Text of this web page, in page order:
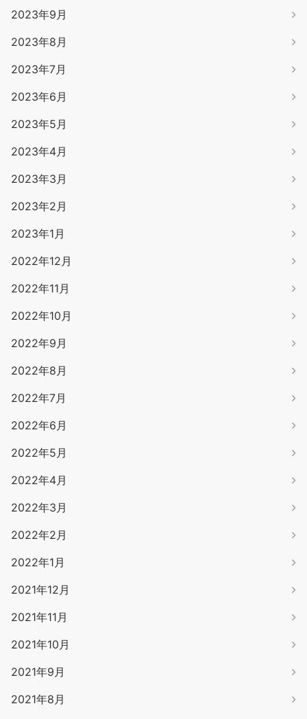
2023年9月
2023年8月
2023年7月
2023年6月
2023年5月
2023年4月
2023年3月
2023年2月
2023年1月
2022年12月
2022年11月
2022年10月
2022年9月
2022年8月
2022年7月
2022年6月
2022年5月
2022年4月
2022年3月
2022年2月
2022年1月
2021年12月
2021年11月
2021年10月
2021年9月
2021年8月